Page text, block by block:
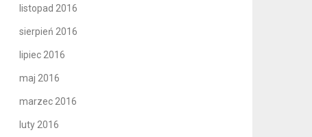
listopad 2016
sierpień 2016
lipiec 2016
maj 2016
marzec 2016
luty 2016